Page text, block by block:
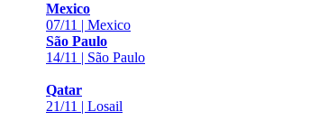
Mexico
07/11 | Mexico
São Paulo
14/11 | São Paulo
Qatar
21/11 | Losail